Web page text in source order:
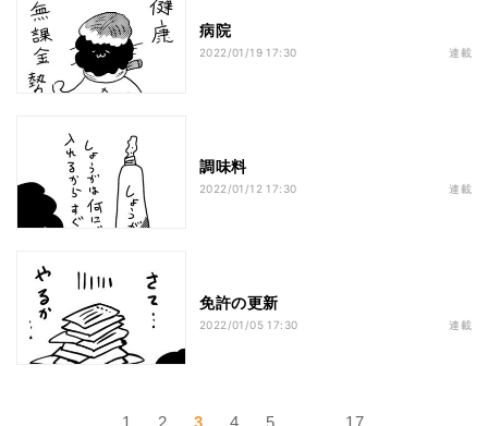
病院
2022/01/19 17:30 連載
調味料
2022/01/12 17:30 連載
免許の更新
2022/01/05 17:30 連載